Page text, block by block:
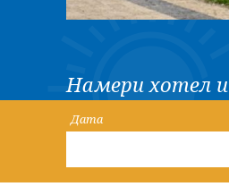
Намери хотел и
Дата